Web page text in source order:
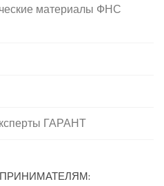
материалы ФНС
ГАРАНТ